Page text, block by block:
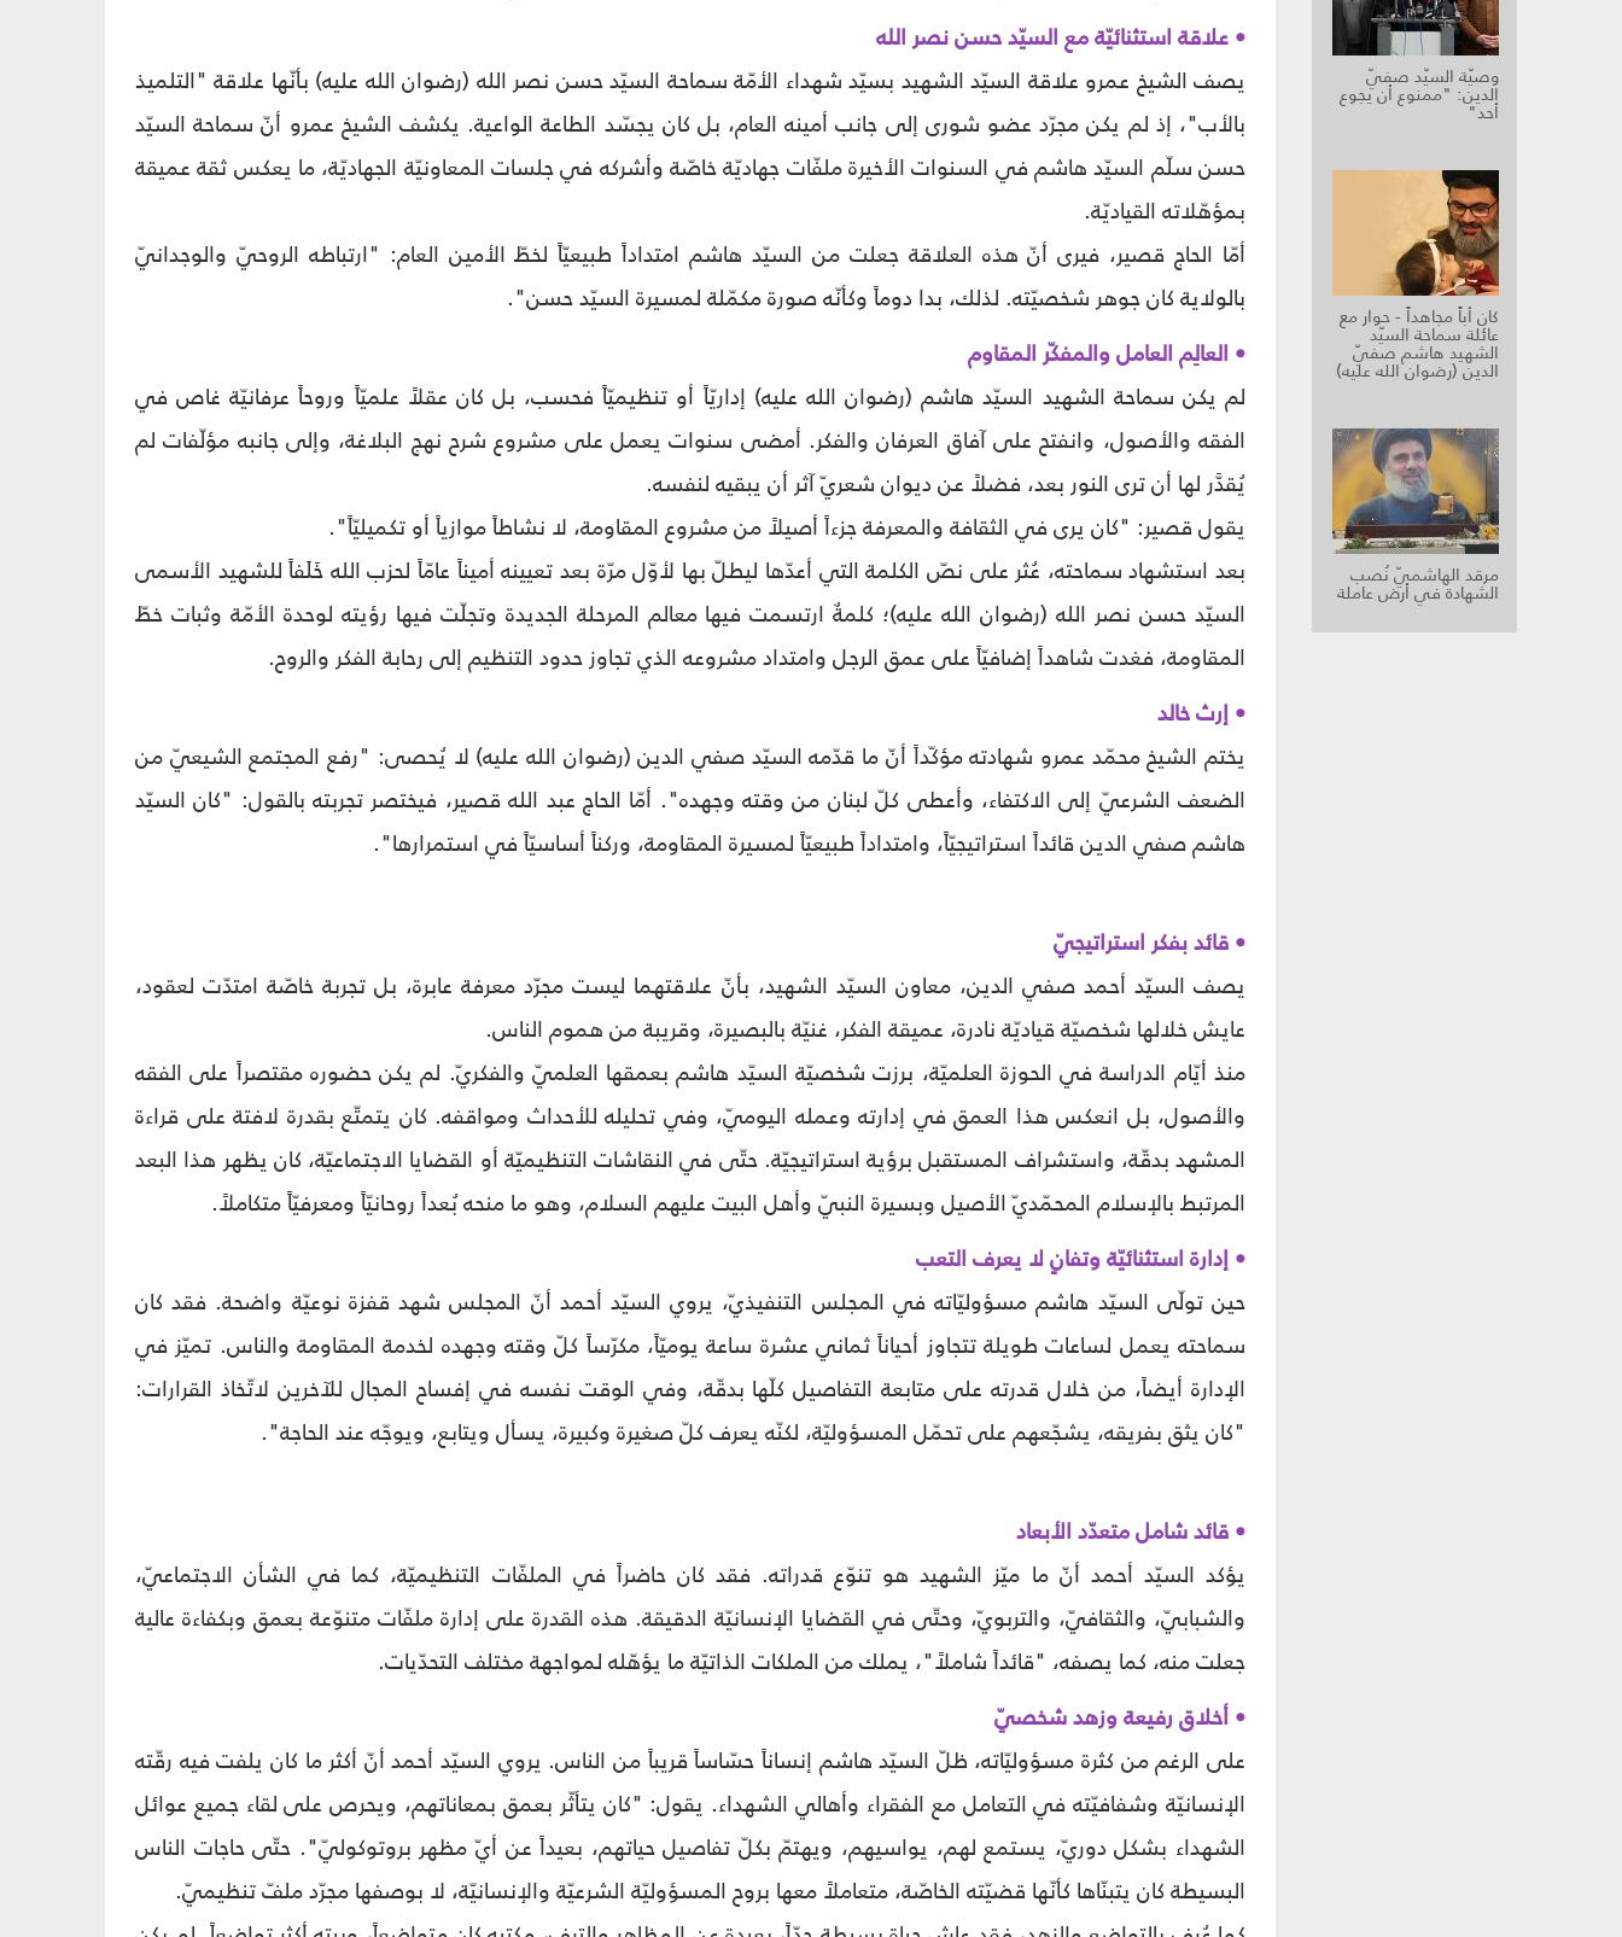
وصيّة السيّد صفيّ
الدين: "ممنوع أن يجوع
أحد"
كان أباً مجاهداً - حوار مع
عائلة سماحة السيّد
الشهيد هاشم صفيّ
الدين (رضوان الله عليه)
مرقد الهاشميّ نُصب
الشهادة في أرض عاملة
• علاقة استثنائيّة مع السيّد حسن نصر الله
يصف الشيخ عمرو علاقة السيّد الشهيد بسيّد شهداء الأمّة سماحة السيّد حسن نصر الله (رضوان الله عليه) بأنّها علاقة "التلميذ
بالأب"، إذ لم يكن مجرّد عضو شورى إلى جانب أمينه العام، بل كان يجسّد الطاعة الواعية. يكشف الشيخ عمرو أنّ سماحة السيّد
حسن سلّم السيّد هاشم في السنوات الأخيرة ملفّات جهاديّة خاصّة وأشركه في جلسات المعاونيّة الجهاديّة، ما يعكس ثقة عميقة
بمؤهّلاته القياديّة.
أمّا الحاج قصير، فيرى أنّ هذه العلاقة جعلت من السيّد هاشم امتداداً طبيعيّاً لخطّ الأمين العام: "ارتباطه الروحيّ والوجدانيّ
بالولاية كان جوهر شخصيّته. لذلك، بدا دوماً وكأنّه صورة مكمّلة لمسيرة السيّد حسن".
• العالِم العامل والمفكّر المقاوم
لم يكن سماحة الشهيد السيّد هاشم (رضوان الله عليه) إداريّاً أو تنظيميّاً فحسب، بل كان عقلاً علميّاً وروحاً عرفانيّة غاص في
الفقه والأصول، وانفتح على آفاق العرفان والفكر. أمضى سنوات يعمل على مشروع شرح نهج البلاغة، وإلى جانبه مؤلّفات لم
يُقدَّر لها أن ترى النور بعد، فضلاً عن ديوان شعريّ آثر أن يبقيه لنفسه.
يقول قصير: "كان يرى في الثقافة والمعرفة جزءاً أصيلاً من مشروع المقاومة، لا نشاطاً موازياً أو تكميليّاً".
بعد استشهاد سماحته، عُثر على نصّ الكلمة التي أعدّها ليطلّ بها لأوّل مرّة بعد تعيينه أميناً عامّاً لحزب الله خَلَفاً للشهيد الأسمى
السيّد حسن نصر الله (رضوان الله عليه)؛ كلمةٌ ارتسمت فيها معالم المرحلة الجديدة وتجلّت فيها رؤيته لوحدة الأمّة وثبات خطّ
المقاومة، فغدت شاهداً إضافيّاً على عمق الرجل وامتداد مشروعه الذي تجاوز حدود التنظيم إلى رحابة الفكر والروح.
• إرث خالد
يختم الشيخ محمّد عمرو شهادته مؤكّداً أنّ ما قدّمه السيّد صفي الدين (رضوان الله عليه) لا يُحصى: "رفع المجتمع الشيعيّ من
الضعف الشرعيّ إلى الاكتفاء، وأعطى كلّ لبنان من وقته وجهده". أمّا الحاج عبد الله قصير، فيختصر تجربته بالقول: "كان السيّد
هاشم صفي الدين قائداً استراتيجيّاً، وامتداداً طبيعيّاً لمسيرة المقاومة، وركناً أساسيّاً في استمرارها".
• قائد بفكر استراتيجيّ
يصف السيّد أحمد صفي الدين، معاون السيّد الشهيد، بأنّ علاقتهما ليست مجرّد معرفة عابرة، بل تجربة خاصّة امتدّت لعقود،
عايش خلالها شخصيّة قياديّة نادرة، عميقة الفكر، غنيّة بالبصيرة، وقريبة من هموم الناس.
منذ أيّام الدراسة في الحوزة العلميّة، برزت شخصيّة السيّد هاشم بعمقها العلميّ والفكريّ. لم يكن حضوره مقتصراً على الفقه
والأصول، بل انعكس هذا العمق في إدارته وعمله اليوميّ، وفي تحليله للأحداث ومواقفه. كان يتمتّع بقدرة لافتة على قراءة
المشهد بدقّة، واستشراف المستقبل برؤية استراتيجيّة. حتّى في النقاشات التنظيميّة أو القضايا الاجتماعيّة، كان يظهر هذا البعد
المرتبط بالإسلام المحمّديّ الأصيل وبسيرة النبيّ وأهل البيت عليهم السلام، وهو ما منحه بُعداً روحانيّاً ومعرفيّاً متكاملاً.
• إدارة استثنائيّة وتفانٍ لا يعرف التعب
حين تولّى السيّد هاشم مسؤوليّاته في المجلس التنفيذيّ، يروي السيّد أحمد أنّ المجلس شهد قفزة نوعيّة واضحة. فقد كان
سماحته يعمل لساعات طويلة تتجاوز أحياناً ثماني عشرة ساعة يوميّاً، مكرّساً كلّ وقته وجهده لخدمة المقاومة والناس. تميّز في
الإدارة أيضاً، من خلال قدرته على متابعة التفاصيل كلّها بدقّة، وفي الوقت نفسه في إفساح المجال للآخرين لاتّخاذ القرارات:
"كان يثق بفريقه، يشجّعهم على تحمّل المسؤوليّة، لكنّه يعرف كلّ صغيرة وكبيرة، يسأل ويتابع، ويوجّه عند الحاجة".
• قائد شامل متعدّد الأبعاد
يؤكد السيّد أحمد أنّ ما ميّز الشهيد هو تنوّع قدراته. فقد كان حاضراً في الملفّات التنظيميّة، كما في الشأن الاجتماعيّ،
والشبابيّ، والثقافيّ، والتربويّ، وحتّى في القضايا الإنسانيّة الدقيقة. هذه القدرة على إدارة ملفّات متنوّعة بعمق وبكفاءة عالية
جعلت منه، كما يصفه، "قائداً شاملاً"، يملك من الملكات الذاتيّة ما يؤهّله لمواجهة مختلف التحدّيات.
• أخلاق رفيعة وزهد شخصيّ
على الرغم من كثرة مسؤوليّاته، ظلّ السيّد هاشم إنساناً حسّاساً قريباً من الناس. يروي السيّد أحمد أنّ أكثر ما كان يلفت فيه رقّته
الإنسانيّة وشفافيّته في التعامل مع الفقراء وأهالي الشهداء. يقول: "كان يتأثّر بعمق بمعاناتهم، ويحرص على لقاء جميع عوائل
الشهداء بشكل دوريّ، يستمع لهم، يواسيهم، ويهتمّ بكلّ تفاصيل حياتهم، بعيداً عن أيّ مظهر بروتوكوليّ". حتّى حاجات الناس
البسيطة كان يتبنّاها كأنّها قضيّته الخاصّة، متعاملاً معها بروح المسؤوليّة الشرعيّة والإنسانيّة، لا بوصفها مجرّد ملفّ تنظيميّ.